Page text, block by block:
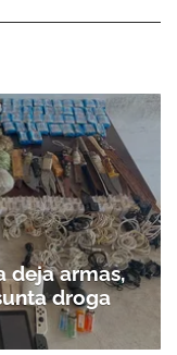
deja armas,
droga